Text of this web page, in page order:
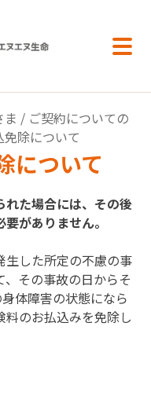
ま / ご契約についての
除について
について
れた場合には、その後
がありません。
生した所定の不慮の事
その事故の日からそ
体障害の状態になら
のお払込みを免除し